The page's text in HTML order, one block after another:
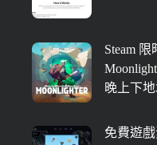
Steam 限
晚上下
免費遊